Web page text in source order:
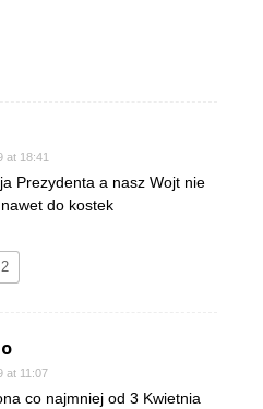
at 18:41
Prezydenta a nasz Wojt nie
do kostek
at 11:07
co najmniej od 3 Kwietnia